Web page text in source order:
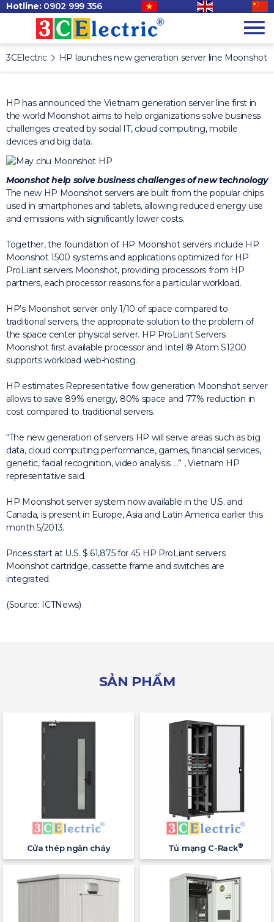
Hotline: 0902 999 356
3CElectric HP launches new generation server line Moonshot
HP has announced the Vietnam generation server line first in
the world Moonshot aims to help organizations solve business
challenges created by social IT, cloud computing, mobile
devices andbig data.
Moonshot help solve business challenges of new technology
The new HP Moonshot servers are built from the popular chips
used in smartphones and tablets, allowing reduced energy use
and emissions with significantly lower costs.
Together, the foundation of HP Moonshot servers include HP
Moonshot 1500 systems and applications optimized for HP
ProLiant servers Moonshot, providing processors from HP
partners, each processor reasons for a particular workload.
HP’s Moonshot server only 1/10 of space compared to
traditional servers, the appropriate solution to the problem of
the space center physical server. HP ProLiant Servers
Moonshot first available processor and Intel ® Atom S1200
supports workload web-hosting.
HP estimates Representative flow generation Moonshot server
allows to save 89% energy, 80% space and 77% reduction in
cost compared to traditional servers.
“The new generation of servers HP will serve areas such as big
data, cloud computing performance, games, financial services,
genetic, facial recognition, video analysis …” , Vietnam HP
representative said.
HP Moonshot server system now available in the U.S. and
Canada, is present in Europe, Asia and Latin America earlier this
month 5/2013.
Prices start at U.S. $ 61,875 for 45 HP ProLiant servers
Moonshot cartridge, cassette frame and switches are
integrated.
(Source: ICTNews)
SẢN PHẨM
Cửa thép ngăn cháy Tủ mạng C-Rack®